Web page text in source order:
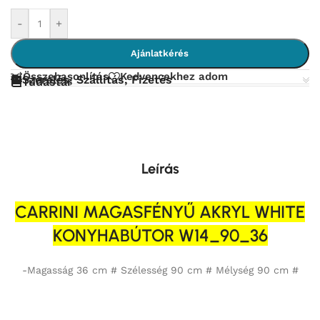
- +
Ajánlatkérés
Összehasonlítás Kedvencekhez adom
Szerelés, Szállítás, Fizetés
Tudástár
Leírás
CARRINI MAGASFÉNYŰ AKRYL WHITE
KONYHABÚTOR W14_90_36
-Magasság 36 cm # Szélesség 90 cm # Mélység 90 cm #